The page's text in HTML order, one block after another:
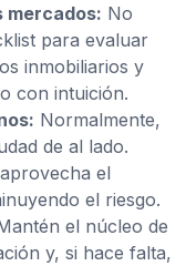
mercados: No
para evaluar
inmobiliarios y
con intuición.
Normalmente,
de al lado.
el
el riesgo.
el núcleo de
y, si hace falta,